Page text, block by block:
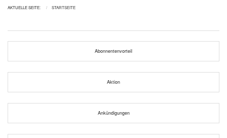
AKTUELLE SEITE: STARTSEITE
Abonnentenvorteil
Aktion
Ankündigungen